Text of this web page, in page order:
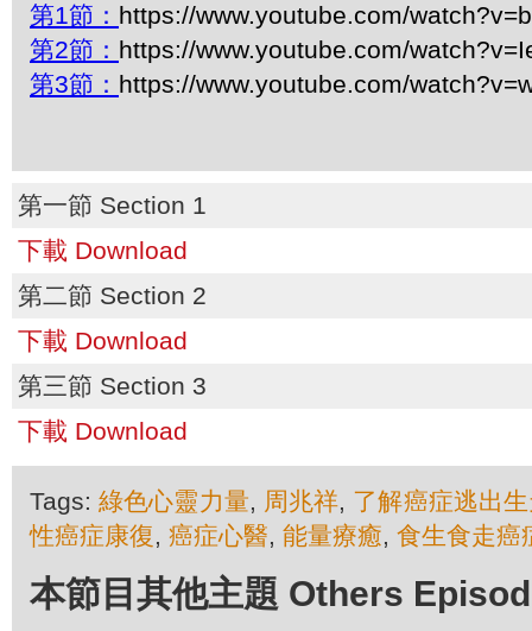
第1節： https://www.youtube.com/
第2節： https://www.youtube.com/
第3節： https://www.youtube.com/
第一節 Section 1
下載 Download
第二節 Section 2
下載 Download
第三節 Section 3
下載 Download
Tags:綠色心靈力量, 周兆祥, 了解癌症逃出
性癌症康復, 癌症心醫, 能量療癒, 食生食走癌
本節目其他主題 Others